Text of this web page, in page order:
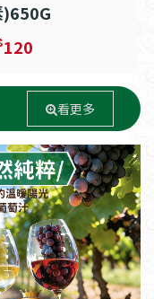
120
看更多